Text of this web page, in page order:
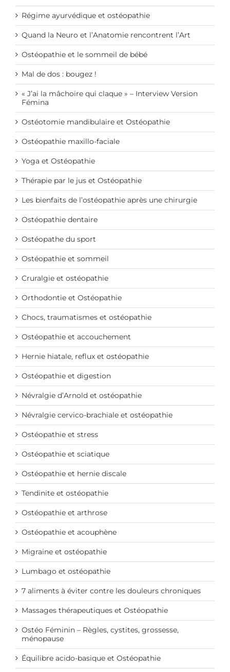
Régime ayurvédique et ostéopathie
Quand la Neuro et l’Anatomie rencontrent l’Art
Ostéopathie et le sommeil de bébé
Mal de dos : bougez !
« J’ai la mâchoire qui claque » – Interview Version
Fémina
Ostéotomie mandibulaire et Ostéopathie
Ostéopathie maxillo-faciale
Yoga et Ostéopathie
Thérapie par le jus et Ostéopathie
Les bienfaits de l’ostéopathie après une chirurgie
Ostéopathie dentaire
Ostéopathe du sport
Ostéopathie et sommeil
Cruralgie et ostéopathie
Orthodontie et Ostéopathie
Chocs, traumatismes et ostéopathie
Ostéopathie et accouchement
Hernie hiatale, reflux et ostéopathie
Ostéopathie et digestion
Névralgie d’Arnold et ostéopathie
Névralgie cervico-brachiale et ostéopathie
Ostéopathie et stress
Ostéopathie et sciatique
Ostéopathie et hernie discale
Tendinite et ostéopathie
Ostéopathie et arthrose
Ostéopathie et acouphène
Migraine et ostéopathie
Lumbago et ostéopathie
7 aliments à éviter contre les douleurs chroniques
Massages thérapeutiques et Ostéopathie
Ostéo Féminin – Règles, cystites, grossesse,
ménopause
Équilibre acido-basique et Ostéopathie